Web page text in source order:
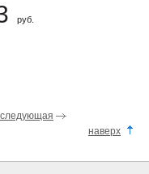
руб.
следующая
наверх